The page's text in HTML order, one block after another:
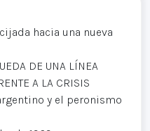
hacia una nueva
DE UNA LÍNEA
A LA CRISIS
y el peronismo